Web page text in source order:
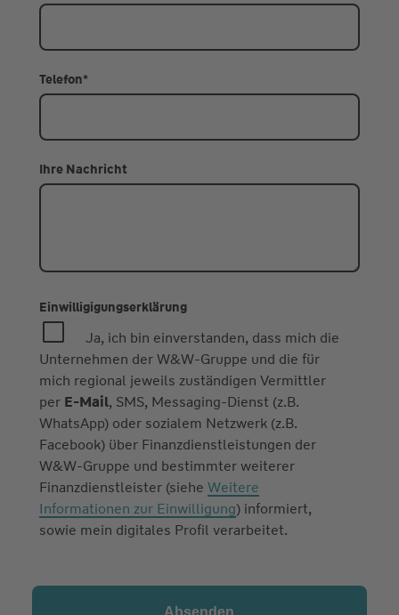
Telefon*
Ihre Nachricht
Einwilligigungserklärung
Ja, ich bin einverstanden, dass mich die
Unternehmen der W&W-Gruppe und die für
mich regional jeweils zuständigen Vermittler
per E-Mail, SMS, Messaging-Dienst (z.B.
WhatsApp) oder sozialem Netzwerk (z.B.
Facebook) über Finanzdienstleistungen der
W&W-Gruppe und bestimmter weiterer
Finanzdienstleister (siehe Weitere
Informationen zur Einwilligung) informiert,
sowie mein digitales Profil verarbeitet.